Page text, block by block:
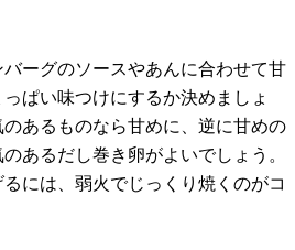
ーグのソースやあんに合わせて甘
ぱい味つけにするか決めましょ
あるものなら甘めに、逆に甘めの
あるだし巻き卵がよいでしょう。
には、弱火でじっくり焼くのがコ